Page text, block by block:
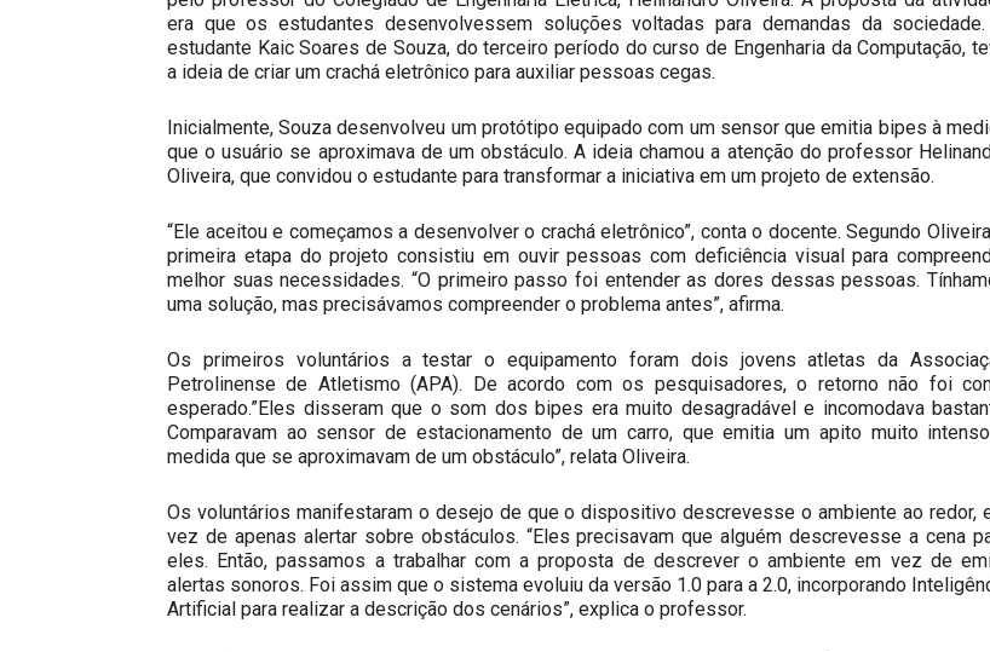
era que os estudantes desenvolvessem soluções voltadas para demandas da
estudante Kaic Soares de Souza, do terceiro período do curso de Engenharia da Computação,
a ideia de criar um crachá eletrônico para auxiliar pessoas cegas.
Inicialmente, Souza desenvolveu um protótipo equipado com um sensor que emitia bipes à
que o usuário se aproximava de um obstáculo. A ideia chamou a atenção do professor
Oliveira, que convidou o estudante para transformar a iniciativa em um projeto de extensão.
“Ele aceitou e começamos a desenvolver o crachá eletrônico”, conta o docente. Segundo
primeira etapa do projeto consistiu em ouvir pessoas com deficiência visual para
melhor suas necessidades. “O primeiro passo foi entender as dores dessas pessoas.
uma solução, mas precisávamos compreender o problema antes”, afirma.
Os primeiros voluntários a testar o equipamento foram dois jovens atletas da
Petrolinense de Atletismo (APA). De acordo com os pesquisadores, o retorno não foi
esperado.”Eles disseram que o som dos bipes era muito desagradável e incomodava
Comparavam ao sensor de estacionamento de um carro, que emitia um apito muito
medida que se aproximavam de um obstáculo”, relata Oliveira.
Os voluntários manifestaram o desejo de que o dispositivo descrevesse o ambiente ao redor,
vez de apenas alertar sobre obstáculos. “Eles precisavam que alguém descrevesse a cena
eles. Então, passamos a trabalhar com a proposta de descrever o ambiente em vez de
alertas sonoros. Foi assim que o sistema evoluiu da versão 1.0 para a 2.0, incorporando
Artificial para realizar a descrição dos cenários”, explica o professor.